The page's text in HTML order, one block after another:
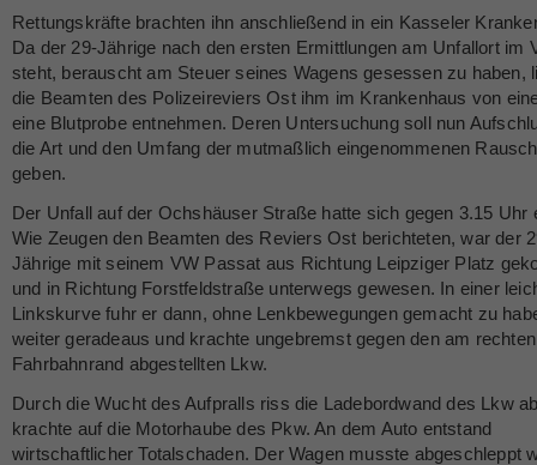
Rettungskräfte brachten ihn anschließend in ein Kasseler
Da der 29-Jährige nach den ersten Ermittlungen am Unfallort im
steht, berauscht am Steuer seines Wagens gesessen zu haben,
die Beamten des Polizeireviers Ost ihm im Krankenhaus von
eine Blutprobe entnehmen. Deren Untersuchung soll nun
die Art und den Umfang der mutmaßlich eingenommenen
geben.
Der Unfall auf der Ochshäuser Straße hatte sich gegen 3.15 Uhr
Wie Zeugen den Beamten des Reviers Ost berichteten, war der
Jährige mit seinem VW Passat aus Richtung Leipziger Platz
und in Richtung Forstfeldstraße unterwegs gewesen. In einer
Linkskurve fuhr er dann, ohne Lenkbewegungen gemacht zu
weiter geradeaus und krachte ungebremst gegen den am rechten
Fahrbahnrand abgestellten Lkw.
Durch die Wucht des Aufpralls riss die Ladebordwand des Lkw
krachte auf die Motorhaube des Pkw. An dem Auto entstand
wirtschaftlicher Totalschaden. Der Wagen musste abgeschleppt